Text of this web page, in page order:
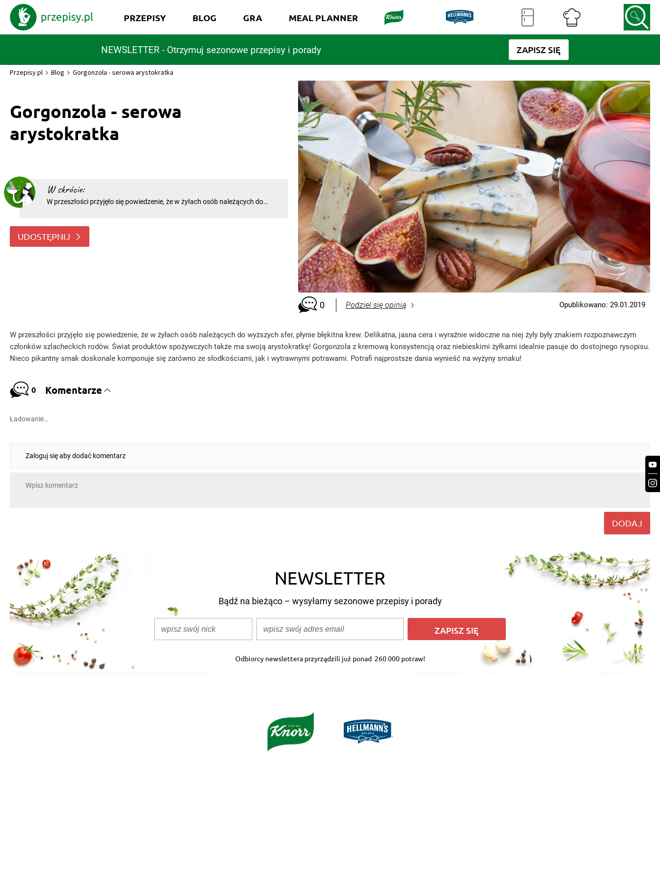
NEWSLETTER - Otrzymuj sezonowe przepisy i porady ZAPISZ SIĘ
PRZEPISY BLOG GRA MEAL PLANNER
Przepisy.pl Blog Gorgonzola - serowa arystokratka
Gorgonzola - serowa
arystokratka
W skrócie:
W przeszłości przyjęło się powiedzenie, że w żyłach osób należących do
rodów. Świat produktów spożywczych także ma
UDOSTĘPNIJ
0 Podziel się opinią Opublikowano: 29.01.2019
W przeszłości przyjęło się powiedzenie, że w żyłach osób należących do wyższych sfer, płynie błękitna krew. Delikatna, jasna cera i wyraźnie widoczne na niej żyły były znakiem rozpoznawczym
członków szlacheckich rodów. Świat produktów spożywczych także ma swoją arystokratkę! Gorgonzola z kremową konsystencją oraz niebieskimi żyłkami idealnie pasuje do dostojnego rysopisu.
Nieco pikantny smak doskonale komponuje się zarówno ze słodkościami, jak i wytrawnymi potrawami. Potrafi najprostsze dania wynieść na wyżyny smaku!
0 Komentarze
Ładowanie…
Zaloguj się aby dodać komentarz
DODAJ
NEWSLETTER
Bądź na bieżąco – wysyłamy sezonowe przepisy i porady
ZAPISZ SIĘ
Odbiorcy newslettera przyrządzili już ponad 260 000 potraw!